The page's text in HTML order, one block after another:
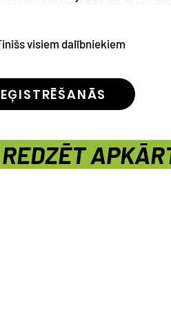
visiem dalībniekiem